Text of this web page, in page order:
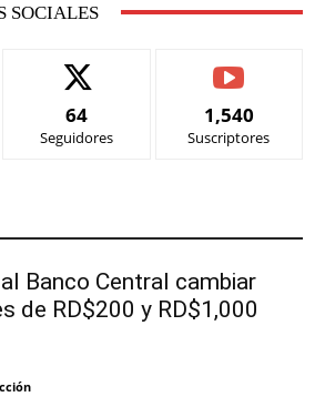
SOCIALES
64
Seguidores
1,540
Suscriptores
Banco Central cambiar
de RD$200 y RD$1,000